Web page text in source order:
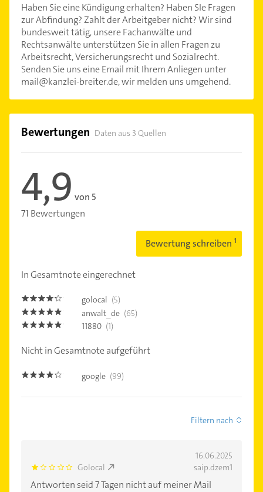
Haben Sie eine Kündigung erhalten? Haben SIe Fragen
zur Abfindung? Zahlt der Arbeitgeber nicht? Wir sind
bundesweit tätig, unsere Fachanwälte und
Rechtsanwälte unterstützen Sie in allen Fragen zu
Arbeitsrecht, Versicherungsrecht und Sozialrecht.
Senden Sie uns eine Email mit Ihrem Anliegen unter
mail@kanzlei-breiter.de, wir melden uns umgehend.
Bewertungen Daten aus 3 Quellen
4,9 von 5
71 Bewertungen
Bewertung schreiben
In Gesamtnote eingerechnet
4.2000003 golocal (5)
4.9 anwalt_de (65)
5.0 11880 (1)
Nicht in Gesamtnote aufgeführt
4.2000003 google (99)
Filtern nach
16.06.2025
1.0 Golocal saip.dzem1
Antworten seid 7 Tagen nicht auf meiner Mail